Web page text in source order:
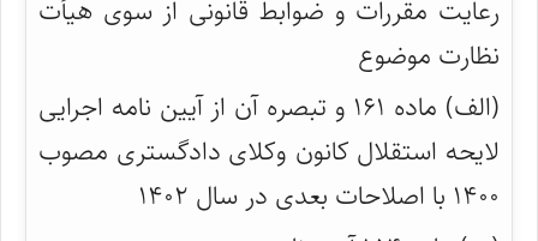
رعایت مقررات و ضوابط قانونی از سوی هیأت
نظارت موضوع
(الف) ماده ۱۶۱ و تبصره آن از آیین نامه اجرایی
لایحه استقلال کانون وکلای دادگستری مصوب
۱۴۰۰ با اصلاحات بعدی در سال ۱۴۰۲